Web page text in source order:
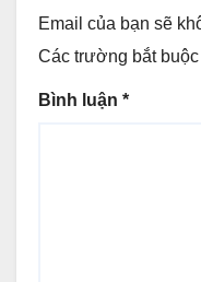
Email của bạn sẽ
Các trường bắt
Bình luận *